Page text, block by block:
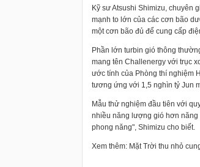
Kỹ sư Atsushi Shimizu, chuyên
mạnh to lớn của các cơn bão
một cơn bão đủ để cung cấp
Phần lớn turbin gió thông
mang tên Challenergy với trục
ước tính của Phòng thí nghiệm
tương ứng với 1,5 nghìn tỷ Jun
Mẫu thử nghiệm đầu tiên với
nhiều năng lượng gió hơn
phong năng", Shimizu cho biết.
Xem thêm: Mặt Trời thu nhỏ